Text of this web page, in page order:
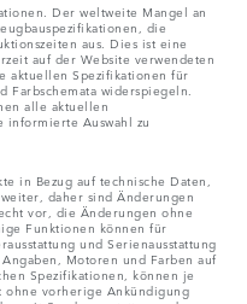
Der weltweite Mangel an
die
aus. Dies ist eine
auf der Website verwendeten
aktuellen Spezifikationen für
widerspiegeln.
alle aktuellen
informierte Auswahl zu
in Bezug auf technische Daten,
daher sind Änderungen
vor, die Änderungen ohne
Funktionen können für
und Serienausstattung
Motoren und Farben auf
Spezifikationen, können je
ohne vorherige Ankündigung